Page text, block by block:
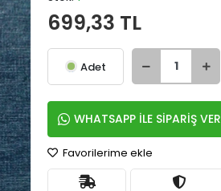
699,33 TL
Adet
WHATSAPP İLE SİPARİŞ VER
Favorilerime ekle